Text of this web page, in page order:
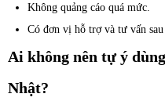
Không quảng cáo quá mức.
Có đơn vị hỗ trợ và tư vấn sau
Ai không nên tự ý
Nhật?